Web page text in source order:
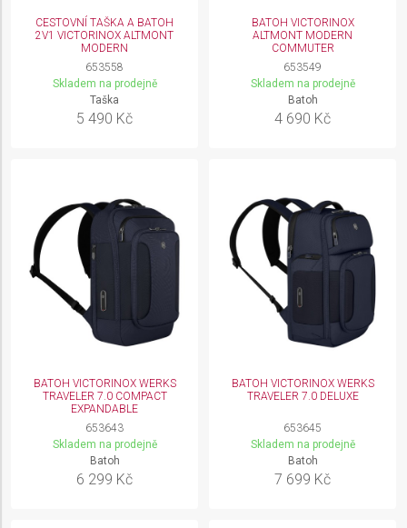
CESTOVNÍ TAŠKA A BATOH
2V1 VICTORINOX ALTMONT
MODERN
653558
Skladem na prodejně
Taška
5 490 Kč
BATOH VICTORINOX
ALTMONT MODERN
COMMUTER
653549
Skladem na prodejně
Batoh
4 690 Kč
BATOH VICTORINOX WERKS
TRAVELER 7.0 COMPACT
EXPANDABLE
653643
Skladem na prodejně
Batoh
6 299 Kč
BATOH VICTORINOX WERKS
TRAVELER 7.0 DELUXE
653645
Skladem na prodejně
Batoh
7 699 Kč